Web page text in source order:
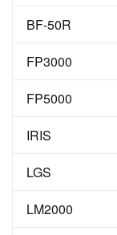
BF-50R
FP3000
FP5000
IRIS
LGS
LM2000